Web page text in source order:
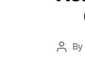
Post
By